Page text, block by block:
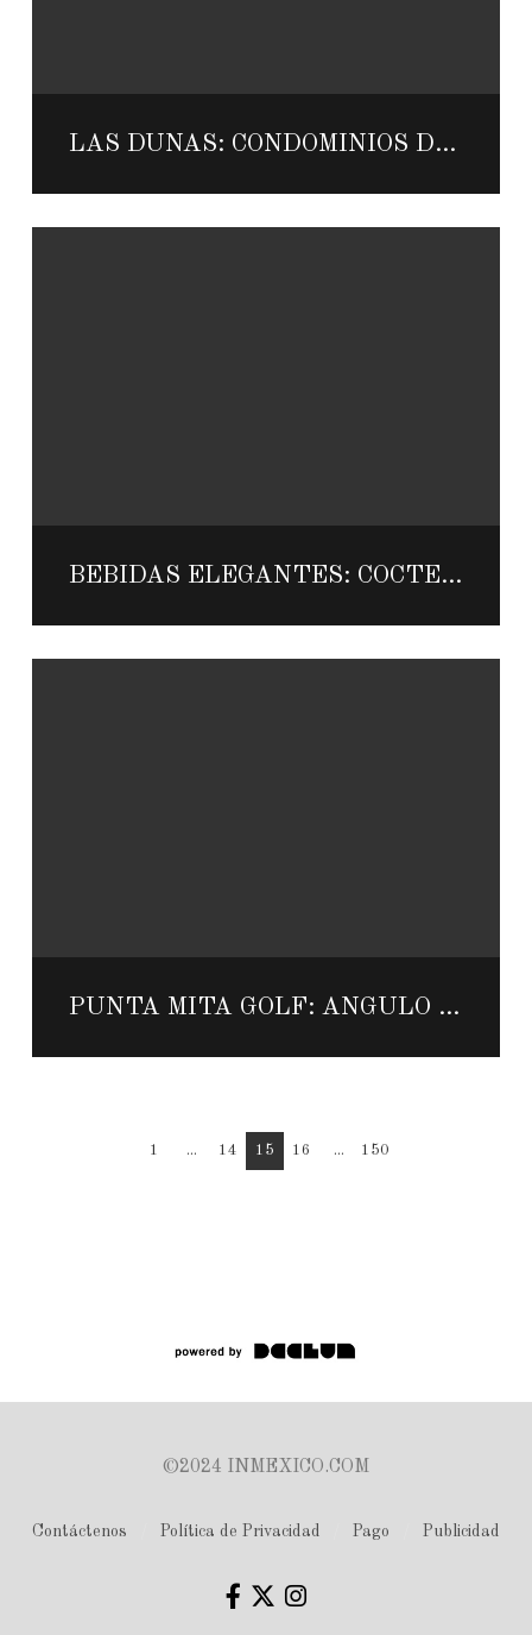
LAS DUNAS: CONDOMINIOS DE LUJO FRENTE AL MAR EN LA COMUNIDAD MÁS EXCLUSIVA DE LOS CABOS
BEBIDAS ELEGANTES: CÓCTELES DECORADOS CON ALGODÓN DE AZÚCAR EN GRAND VELAS LOS CABOS
PUNTA MITA GOLF: ÁNGULO DE ATERRIZAJE
1 ... 14 15 16 ... 150
©2024 INMEXICO.COM
Contáctenos Política de Privacidad Pago Publicidad